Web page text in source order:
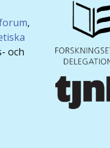
,
och